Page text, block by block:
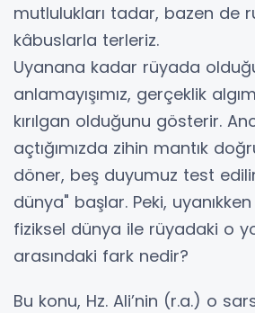
mutlulukları tadar, bazen de
kâbuslarla terleriz.
​Uyanana kadar rüyada
anlamayışımız, gerçeklik
kırılgan olduğunu gösterir.
açtığımızda zihin mantık
döner, beş duyumuz test
dünya" başlar. Peki, uyanıkken
fiziksel dünya ile rüyadaki o
arasındaki fark nedir?
​Bu konu, Hz. Ali’nin (r.a.) o